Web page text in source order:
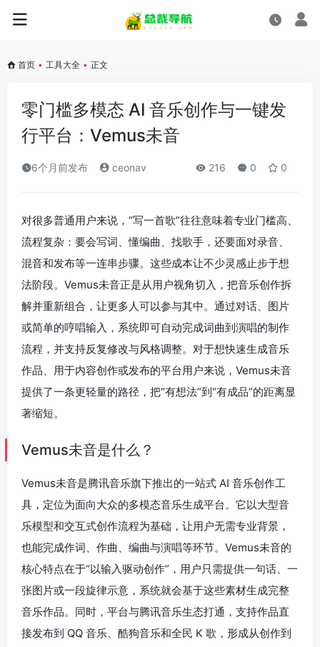
首页 • 工具大全 • 正文
零门槛多模态 AI 音乐创作与一键发
行平台：Vemus未音
6个月前发布 ceonav 216 0 0
对很多普通用户来说，“写一首歌”往往意味着专业门槛高、
流程复杂：要会写词、懂编曲、找歌手，还要面对录音、
混音和发布等一连串步骤。这些成本让不少灵感止步于想
法阶段。Vemus未音正是从用户视角切入，把音乐创作拆
解并重新组合，让更多人可以参与其中。通过对话、图片
或简单的哼唱输入，系统即可自动完成词曲到演唱的制作
流程，并支持反复修改与风格调整。对于想快速生成音乐
作品、用于内容创作或发布的平台用户来说，Vemus未音
提供了一条更轻量的路径，把“有想法”到“有成品”的距离显
著缩短。
Vemus未音是什么？
Vemus未音是腾讯音乐旗下推出的一站式 AI 音乐创作工
具，定位为面向大众的多模态音乐生成平台。它以大型音
乐模型和交互式创作流程为基础，让用户无需专业背景，
也能完成作词、作曲、编曲与演唱等环节。Vemus未音的
核心特点在于“以输入驱动创作”，用户只需提供一句话、一
张图片或一段旋律示意，系统就会基于这些素材生成完整
音乐作品。同时，平台与腾讯音乐生态打通，支持作品直
接发布到 QQ 音乐、酷狗音乐和全民 K 歌，形成从创作到